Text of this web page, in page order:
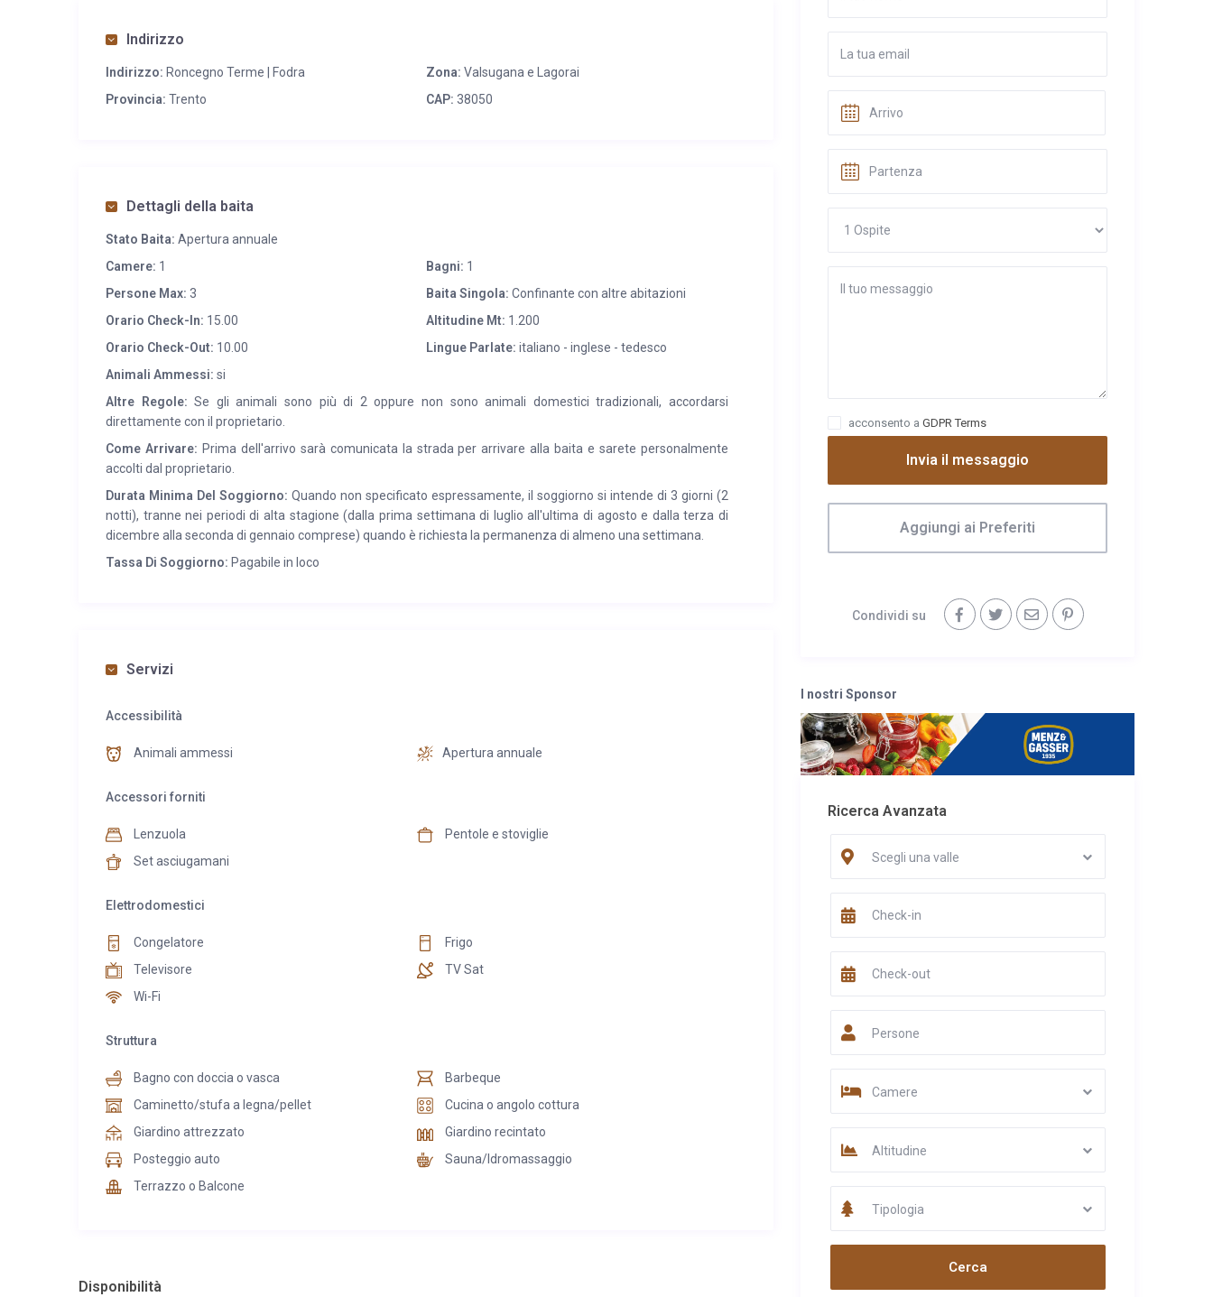
caminetto a legna. In alternativa è possibile utilizzare i termosifoni indipendenti per ogni stanza. Di fianco alla
biancheria per la camera e il bagno, oltre ad alcune mappe della zona riguardanti attrazioni e percorsi suggeriti
per escursioni a piedi o in mountain-bike.
La baita è dotata di sauna finlandese realizzata all’interno di una
ferroviaria e delle corriere. A Borgo Valsugana (12 km) si trova l’ospedale, un centro commerciale e un
caratteristico centro storico attraversato dal fiume Brenta.
Indirizzo
Indirizzo: Roncegno Terme | Fodra Zona: Valsugana e Lagorai
Provincia: Trento CAP: 38050
Dettagli della baita
Stato Baita: Apertura annuale
Camere: 1 Bagni: 1
Persone Max: 3 Baita Singola: Confinante con altre abitazioni
Orario Check-In: 15.00 Altitudine Mt: 1.200
Orario Check-Out: 10.00 Lingue Parlate: italiano - inglese - tedesco
Animali Ammessi: si
Altre Regole: Se gli animali sono più di 2 oppure non sono animali domestici tradizionali, accordarsi
direttamente con il proprietario.
Come Arrivare: Prima dell'arrivo sarà comunicata la strada per arrivare alla baita e sarete personalmente
accolti dal proprietario.
Durata Minima Del Soggiorno: Quando non specificato espressamente, il soggiorno si intende di 3 giorni (2
notti), tranne nei periodi di alta stagione (dalla prima settimana di luglio all'ultima di agosto e dalla terza di
dicembre alla seconda di gennaio comprese) quando è richiesta la permanenza di almeno una settimana.
Tassa Di Soggiorno: Pagabile in loco
Servizi
Accessibilità
Animali ammessi Apertura annuale
Accessori forniti
Lenzuola
Pentole e stoviglie
Set asciugamani
Elettrodomestici
Congelatore
Frigo
Televisore
TV Sat
Wi-Fi
Struttura
Bagno con doccia o vasca
Barbeque
Caminetto/stufa a legna/pellet
Cucina o angolo cottura
Giardino attrezzato
Giardino recintato
Posteggio auto
Sauna/Idromassaggio
Terrazzo o Balcone
Disponibilità
acconsento a GDPR Terms
Invia il messaggio
Aggiungi ai Preferiti
Condividi su
I nostri Sponsor
Ricerca Avanzata
Scegli una valle
Persone
Camere
Altitudine
Tipologia